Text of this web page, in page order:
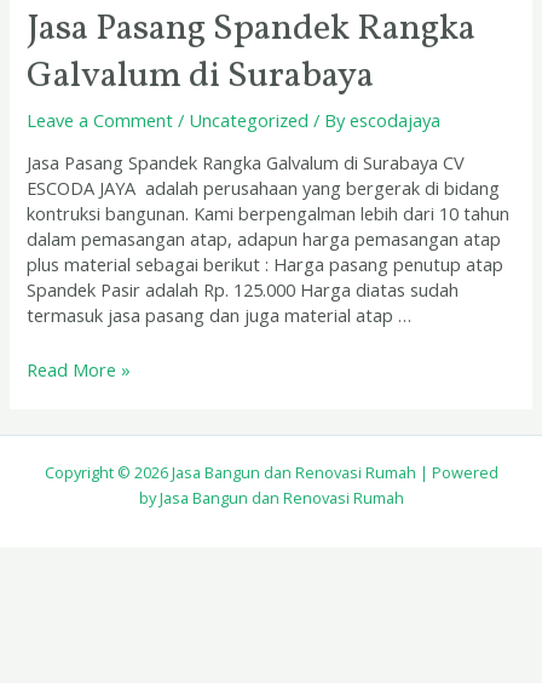
Jasa Pasang Spandek Rangka
Galvalum di Surabaya
Leave a Comment / Uncategorized / Byescodajaya
Jasa Pasang Spandek Rangka Galvalum di Surabaya CV
ESCODA JAYA adalah perusahaan yang bergerak di bidang
kontruksi bangunan. Kami berpengalman lebih dari 10 tahun
dalam pemasangan atap, adapun harga pemasangan atap
plus material sebagai berikut : Harga pasang penutup atap
Spandek Pasir adalah Rp. 125.000 Harga diatas sudah
termasuk jasa pasang dan juga material atap …
Spandek
Rangka
Galvalum
di
Surabaya
Read More »
Copyright © 2026 Jasa Bangun dan Renovasi Rumah | Powered
by Jasa Bangun dan Renovasi Rumah